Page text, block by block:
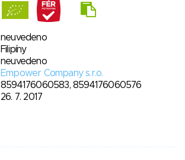
neuvedeno
Filipíny
neuvedeno
Empower Company s.r.o.
8594176060583, 8594176060576
26. 7. 2017